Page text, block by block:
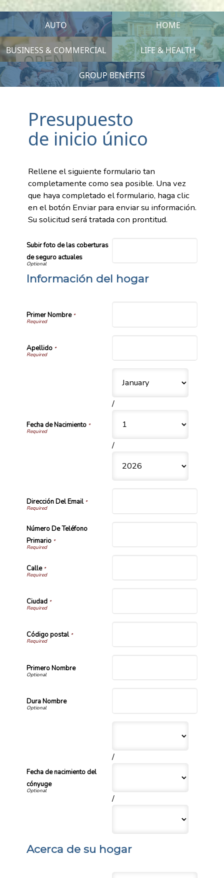
AUTO HOME
BUSINESS & COMMERCIAL LIFE & HEALTH
GROUP BENEFITS
Presupuesto
de inicio único
Rellene el siguiente formulario tan
completamente como sea posible. Una vez
que haya completado el formulario, haga clic
en el botón Enviar para enviar su información.
Su solicitud será tratada con prontitud.
Subir foto de las coberturas
de seguro actuales
Información del hogar
Primer Nombre *
Apellido *
Fecha de Nacimiento *
/
/
Dirección Del Email*
Número De Teléfono
Primario *
Calle*
Ciudad *
Código postal*
Primero Nombre
Dura Nombre
Fecha de nacimiento del
cónyuge
/
/
Acerca de su hogar